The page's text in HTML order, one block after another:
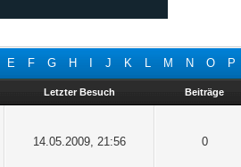
E F G H J K L M N O P
Letzter Besuch Beiträge
14.05.2009, 21:56 0